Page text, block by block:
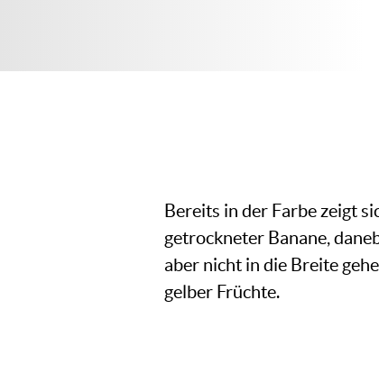
Bereits in der Farbe zeigt
getrockneter Banane,
aber nicht in die Breite
gelber Früchte.